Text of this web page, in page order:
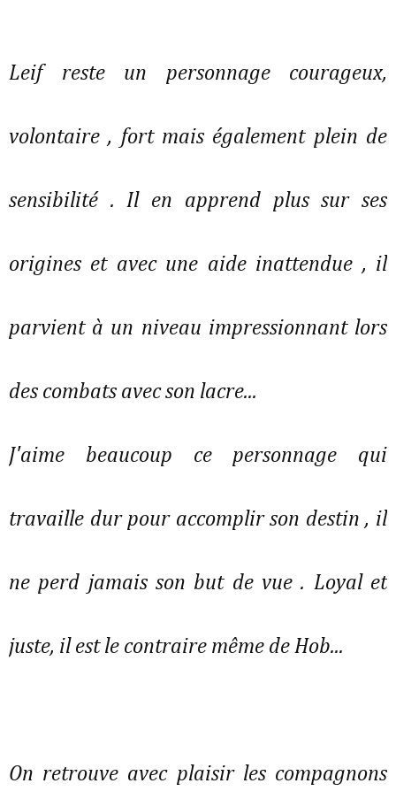
Leif reste un personnage courageux,
volontaire , fort mais également plein de
sensibilité . Il en apprend plus sur ses
origines et avec une aide inattendue , il
parvient à un niveau impressionnant lors
des combats avec son lacre...
J'aime beaucoup ce personnage qui
travaille dur pour accomplir son destin , il
ne perd jamais son but de vue . Loyal et
juste, il est le contraire même de Hob...
On retrouve avec plaisir les compagnons